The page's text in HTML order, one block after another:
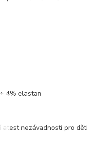
4% elastan
atest nezávadnosti pro děti